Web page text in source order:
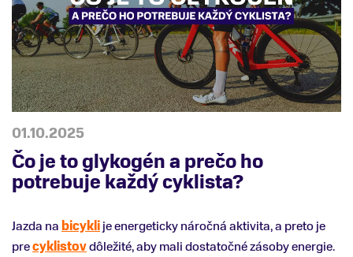
01.10.2025
Čo je to glykogén a prečo ho
potrebuje každý cyklista?
Jazda nabicyklije energeticky náročná aktivita, a preto je
precyklistovdôležité, aby mali dostatočné zásoby energie.